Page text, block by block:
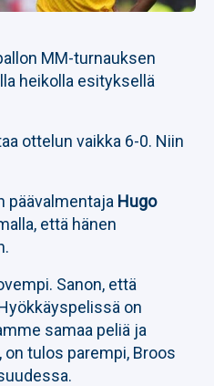
MM-turnauksen
heikolla esityksellä
ottelun vaikka 6-0. Niin
päävalmentaja Hugo
että hänen
Sanon, että
on
samaa peliä ja
tulos parempi, Broos